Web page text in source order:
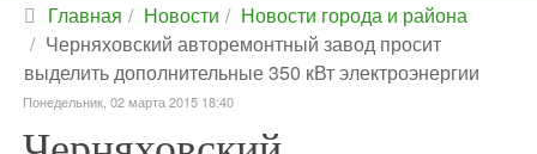
Главная Новости
Новости города и района
Черняховский авторемонтный завод просит
выделить дополнительные 350 кВт электроэнергии
Понедельник, 02 марта 2015 18:40